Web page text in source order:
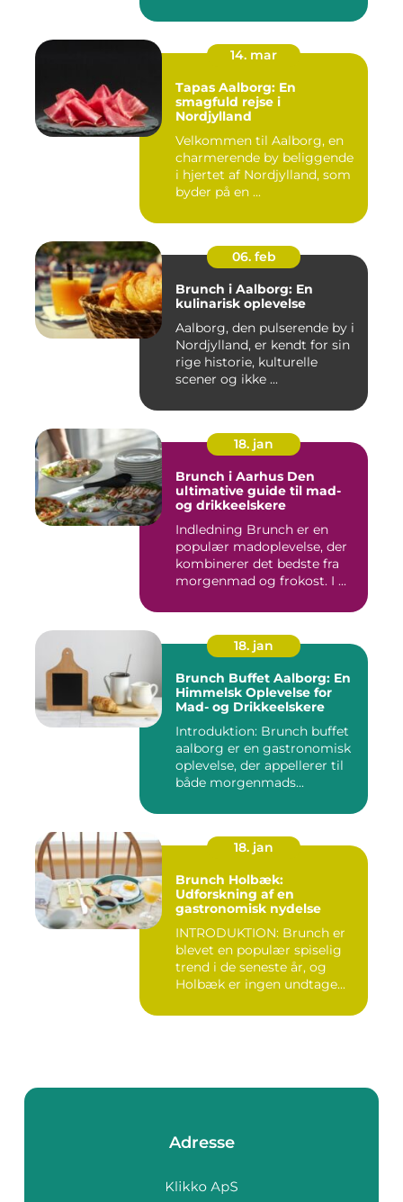
14. mar
Tapas Aalborg: En
smagfuld rejse i
Nordjylland
Velkommen til Aalborg, en
charmerende by beliggende
i hjertet af Nordjylland, som
byder på en ...
06. feb
Brunch i Aalborg: En
kulinarisk oplevelse
Aalborg, den pulserende by i
Nordjylland, er kendt for sin
rige historie, kulturelle
scener og ikke ...
18. jan
Brunch i Aarhus Den
ultimative guide til mad-
og drikkeelskere
Indledning Brunch er en
populær madoplevelse, der
kombinerer det bedste fra
morgenmad og frokost. I ...
18. jan
Brunch Buffet Aalborg: En
Himmelsk Oplevelse for
Mad- og Drikkeelskere
Introduktion: Brunch buffet
aalborg er en gastronomisk
oplevelse, der appellerer til
både morgenmads...
18. jan
Brunch Holbæk:
Udforskning af en
gastronomisk nydelse
INTRODUKTION: Brunch er
blevet en populær spiselig
trend i de seneste år, og
Holbæk er ingen undtage...
Adresse